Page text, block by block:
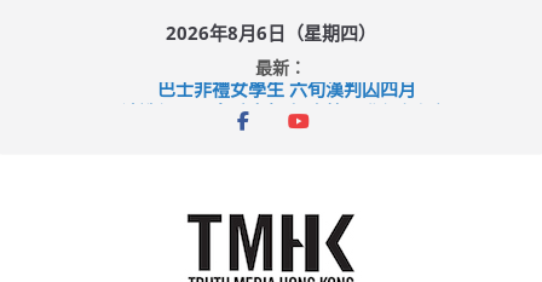
2026年8月6日（星期四）
最新：
巴士非禮女學生 六旬漢判囚四月
涉造假公屋富戶申報表 倉管員准保釋候訊